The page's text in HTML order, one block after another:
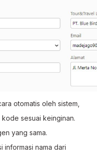
otomatis oleh sistem,
sesuai keinginan.
yang sama.
informasi nama dari